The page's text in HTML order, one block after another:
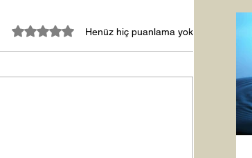
5 üzerinden 0 yıldızHenüz hiç puanlama yok